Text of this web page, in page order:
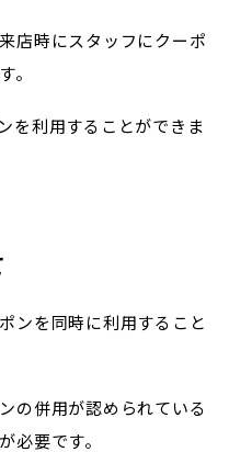
店時にスタッフにクーポ
。
を利用することができま
ンを同時に利用すること
の併用が認められている
必要です。